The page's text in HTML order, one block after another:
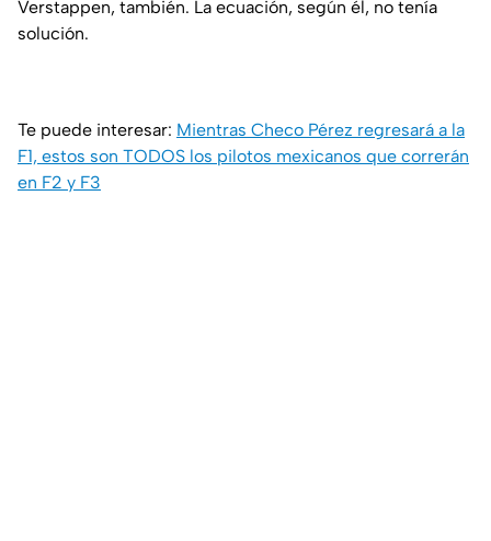
Verstappen, también. La ecuación, según él, no tenía
solución.
Te puede interesar: Mientras Checo Pérez regresará a la
F1, estos son TODOS los pilotos mexicanos que correrán
en F2 y F3